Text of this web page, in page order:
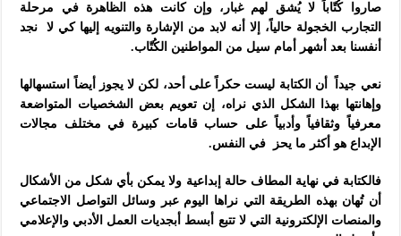
صاروا كُتّاباً لا يُشق لهم غبار، وإن كانت هذه الظاهرة في مرحلة
التجارب الخجولة حالياً، إلا أنه لابد من الإشارة والتنويه إليها كي لا نجد
أنفسنا بعد أشهر أمام سيل من المواطنين الكُتّاب.
نعي جيداً أن الكتابة ليست حكراً على أحد، لكن لا يجوز أيضاً استسهالها
وإهانتها بهذا الشكل الذي نراه، إن تعويم بعض الشخصيات المتواضعة
معرفياً وثقافياً وأدبياً على حساب قامات كبيرة في مختلف مجالات
الإبداع هو أكثر ما يحز في النفس.
فالكتابة في نهاية المطاف حالة إبداعية ولا يمكن بأي شكل من الأشكال
أن تُهان بهذه الطريقة التي نراها اليوم عبر وسائل التواصل الاجتماعي
والمنصات الإلكترونية التي لا تتبع أبسط أبجديات العمل الأدبي والإعلامي